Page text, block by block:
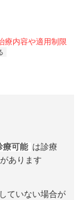
療内容や適用制限
療可能 は診療
あります
ていない場合が